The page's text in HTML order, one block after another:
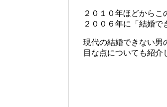
２０１０年ほどから
２００６年に「結婚で
現代の結婚できない男
目な点についても紹介